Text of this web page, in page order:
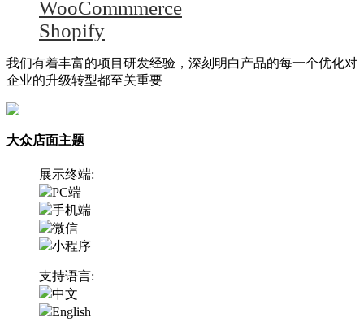
WooCommmerce
Shopify
我们有着丰富的项目研发经验，深刻明白产品的每一个优化对
企业的升级转型都至关重要
大众店面主题
展示终端:
PC端
手机端
微信
小程序
支持语言:
中文
English